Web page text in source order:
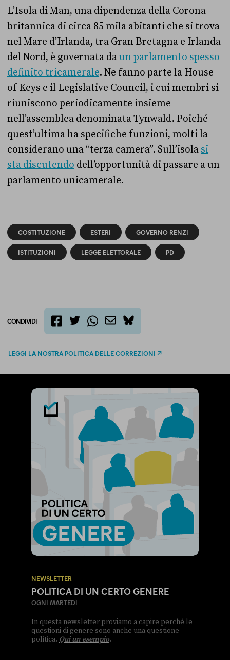
L’Isola di Man, una dipendenza della Corona
britannica di circa 85 mila abitanti che si trova
nel Mare d’Irlanda, tra Gran Bretagna e Irlanda
del Nord, è governata daun parlamento spesso
definito tricamerale. Ne fanno parte la House
of Keys e il Legislative Council, i cui membri si
riuniscono periodicamente insieme
nell’assemblea denominata Tynwald. Poiché
quest’ultima ha specifiche funzioni, molti la
considerano una “terza camera”. Sull’isola si
sta discutendo dell’opportunità di passare a un
parlamento unicamerale.
COSTITUZIONE ESTERI GOVERNO RENZI
ISTITUZIONI LEGGE ELETTORALE PD
CONDIVIDI
bluesky
LEGGI LA NOSTRA POLITICA DELLE CORREZIONI
NEWSLETTER
POLITICA DI UN CERTO GENERE
OGNI MARTEDÌ
In questa newsletter proviamo a capire perché le
questioni di genere sono anche una questione
politica. Qui un esempio.